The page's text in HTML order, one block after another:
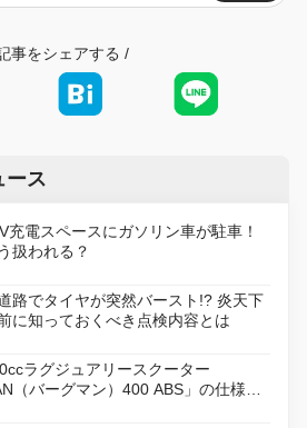
事をシェアする /
ース
充電スペースにガソリン車が駐車！
扱われる？
路でタイヤが突然バースト!? 炎天下
に知っておくべき点検内容とは
ラグジュアリースクーター
（バーグマン）400 ABS」の仕様を
日に発売